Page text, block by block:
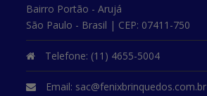
Bairro Portão - Arujá
São Paulo - Brasil | CEP: 07411-750
Telefone: (11) 4655-5004
Email: sac@fenixbrinquedos.com.br